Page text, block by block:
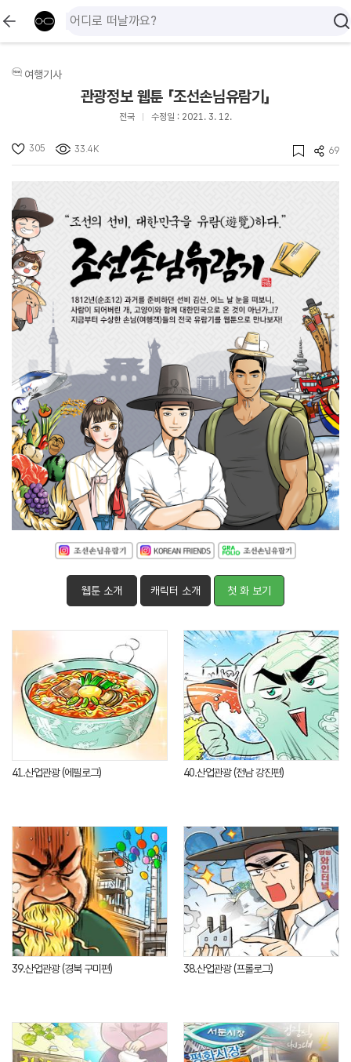
여행기사
관광정보 웹툰 「조선손님유람기」
전국 수정일 : 2021. 3. 12.
305 33.4K 69
웹툰 소개 캐릭터 소개 첫 화 보기
41.산업관광 (에필로그) 40.산업관광 (전남 강진편)
39.산업관광 (경북 구미편) 38.산업관광 (프롤로그)